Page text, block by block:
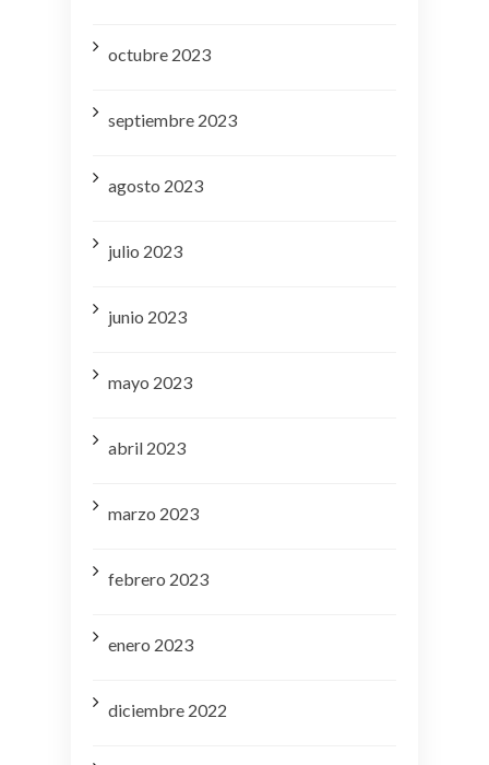
octubre 2023
septiembre 2023
agosto 2023
julio 2023
junio 2023
mayo 2023
abril 2023
marzo 2023
febrero 2023
enero 2023
diciembre 2022